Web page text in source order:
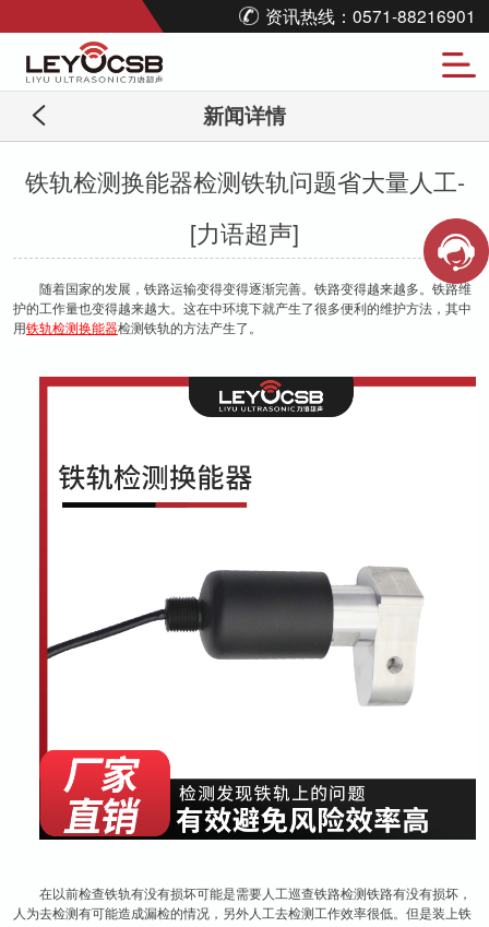
资讯热线：0571-88216901
新闻详情
铁轨检测换能器检测铁轨问题省大量人工-
[力语超声]
随着国家的发展，铁路运输变得变得逐渐完善。铁路变得越来越多。铁路维
护的工作量也变得越来越大。这在中环境下就产生了很多便利的维护方法，其中
用铁轨检测换能器检测铁轨的方法产生了。
在以前检查铁轨有没有损坏可能是需要人工巡查铁路检测铁路有没有损坏，
人为去检测有可能造成漏检的情况，另外人工去检测工作效率很低。但是装上铁